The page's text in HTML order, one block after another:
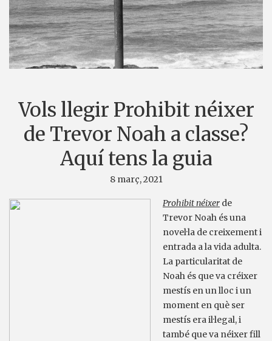
Vols llegir Prohibit néixer
de Trevor Noah a classe?
Aquí tens la guia
8 març, 2021
Prohibit néixer de
Trevor Noah és una
novel·la de creixement i
entrada a la vida adulta.
La particularitat de
Noah és que va créixer
mestís en un lloc i un
moment en què ser
mestís era il·legal, i
també que va néixer fill